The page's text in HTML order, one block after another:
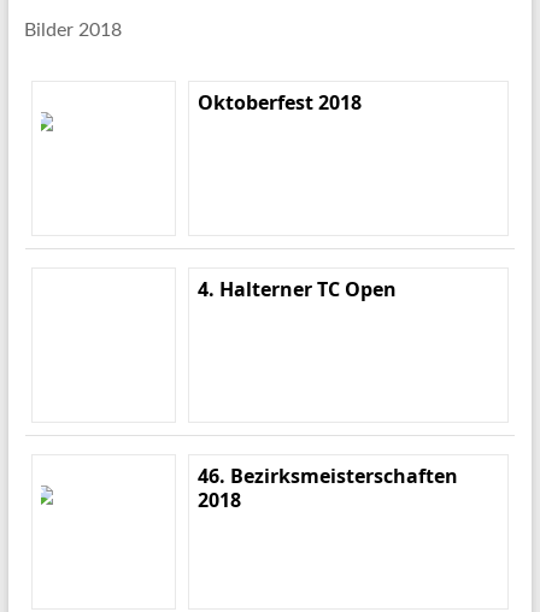
Bilder 2018
Oktoberfest 2018
4. Halterner TC Open
46. Bezirksmeisterschaften
2018